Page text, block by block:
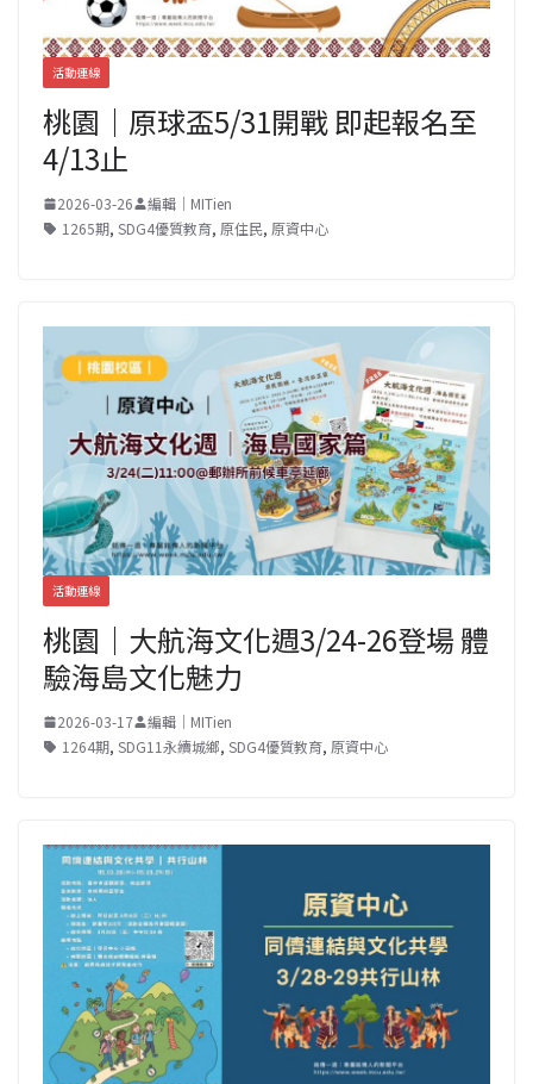
活動連線
桃園｜原球盃5/31開戰 即起報名至
4/13止
2026-03-26
編輯｜MITien
1265期, SDG4優質教育, 原住民, 原資中心
活動連線
桃園｜大航海文化週3/24-26登場 體
驗海島文化魅力
2026-03-17
編輯｜MITien
1264期, SDG11永續城鄉, SDG4優質教育, 原資中心